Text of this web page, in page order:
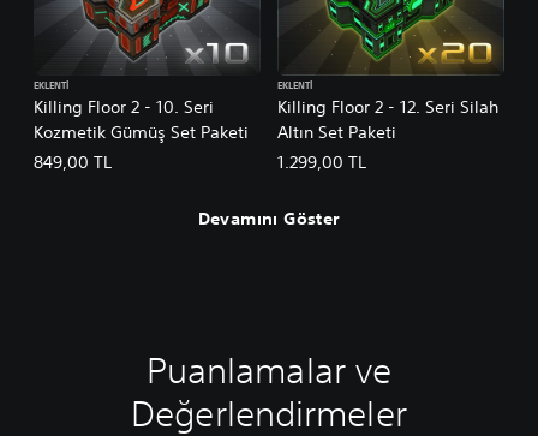
Killing Floor 2 - 10. Seri
Kozmetik Gümüş Set Paketi
EKLENTI
849,00 TL
Killing Floor 2 - 12. Seri Silah
Altın Set Paketi
EKLENTI
1.299,00 TL
Devamını Göster
Puanlamalar ve
Değerlendirmeler